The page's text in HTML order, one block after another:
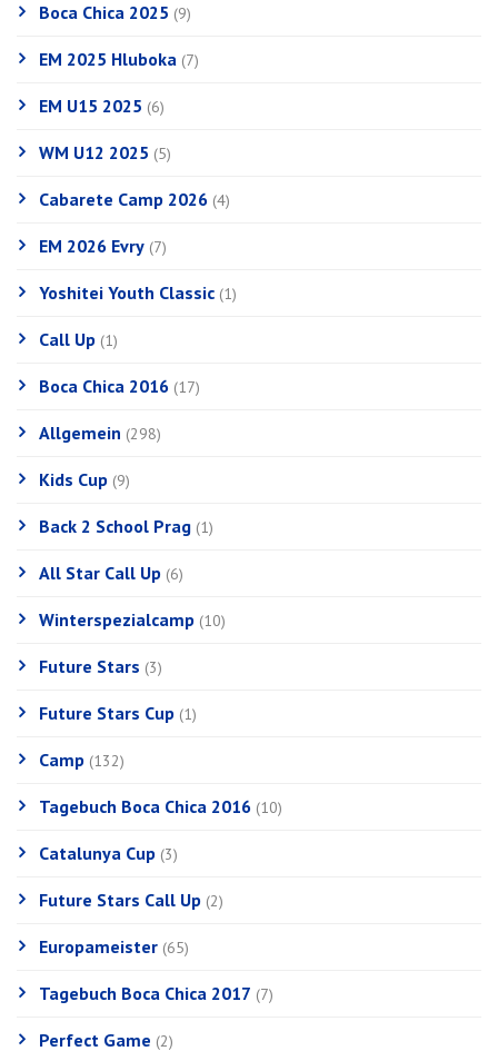
Boca Chica 2025 (9)
EM 2025 Hluboka (7)
EM U15 2025 (6)
WM U12 2025 (5)
Cabarete Camp 2026 (4)
EM 2026 Evry (7)
Yoshitei Youth Classic (1)
Call Up (1)
Boca Chica 2016 (17)
Allgemein (298)
Kids Cup (9)
Back 2 School Prag (1)
All Star Call Up (6)
Winterspezialcamp (10)
Future Stars (3)
Future Stars Cup (1)
Camp (132)
Tagebuch Boca Chica 2016 (10)
Catalunya Cup (3)
Future Stars Call Up (2)
Europameister (65)
Tagebuch Boca Chica 2017 (7)
Perfect Game (2)